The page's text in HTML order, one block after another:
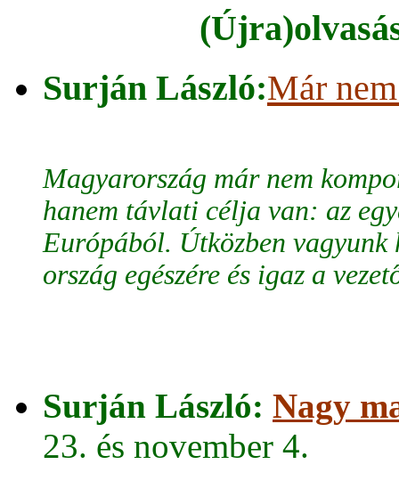
Surján László:Már
Magyarország már nem
hanem távlati célja van: az
Európából. Útközben vagyunk
ország egészére és igaz a
Surján László: Nagy
23. és november 4.